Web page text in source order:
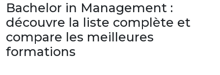
Bachelor in Management :
découvre la liste complète et
compare les meilleures
formations